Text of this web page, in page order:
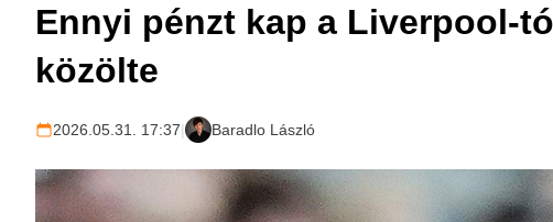
Ennyi pénzt kap a Liverpool-
közölte
2026.05.31. 17:37| Baradlo László